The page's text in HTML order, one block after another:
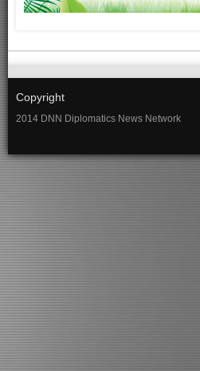
Copyright
2014 DNN Diplomatics News Network